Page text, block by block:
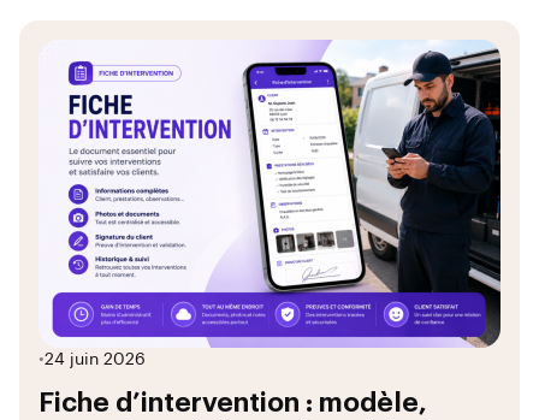
•24 juin 2026
Fiche d’intervention : modèle,